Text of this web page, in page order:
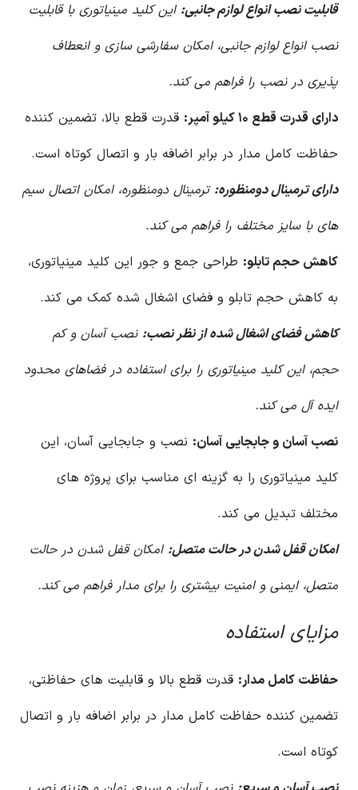
قابلیت نصب انواع لوازم جانبی: این کلید مینیاتوری با قابلیت
نصب انواع لوازم جانبی، امکان سفارشی سازی و انعطاف
پذیری در نصب را فراهم می کند.
دارای قدرت قطع ۱۰ کیلو آمپر:
قدرت قطع بالا، تضمین کننده
حفاظت کامل مدار در برابر اضافه بار و اتصال کوتاه است.
دارای ترمینال دومنظوره: ترمینال دومنظوره، امکان اتصال سیم
های با سایز مختلف را فراهم می کند.
کاهش حجم تابلو: طراحی جمع و جور این کلید مینیاتوری،
به کاهش حجم تابلو و فضای اشغال شده کمک می کند.
کاهش فضای اشغال شده از نظر نصب: نصب آسان و کم
حجم، این کلید مینیاتوری را برای استفاده در فضاهای محدود
ایده آل می کند.
نصب آسان و جابجایی آسان: نصب و جابجایی آسان، این
کلید مینیاتوری را به گزینه ای مناسب برای پروژه های
مختلف تبدیل می کند.
امکان قفل شدن در حالت متصل: امکان قفل شدن در حالت
متصل، ایمنی و امنیت بیشتری را برای مدار فراهم می کند.
مزایای استفاده
حفاظت کامل مدار: قدرت قطع بالا و قابلیت های حفاظتی،
تضمین کننده حفاظت کامل مدار در برابر اضافه بار و اتصال
کوتاه است.